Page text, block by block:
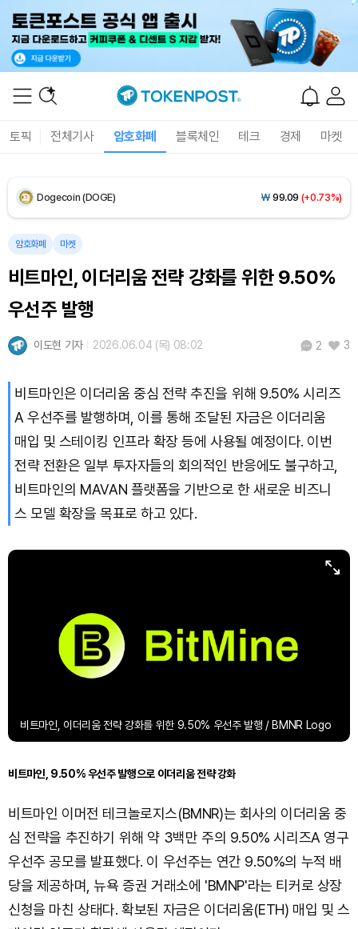
토픽 전체기사 암호화폐 블록체인 테크 경제 마켓
XRP (XRP) ₩1,447(-2.47%)
Dogecoin (DOGE) ₩ 99.09 (+0.73%)
Bitcoin (BTC)
암호화폐 마켓
비트마인, 이더리움 전략 강화를 위한 9.50%
우선주 발행
이도현 기자 2026.06.04 (목) 08:02 2 3
비트마인은 이더리움 중심 전략 추진을 위해 9.50% 시리즈
A 우선주를 발행하며, 이를 통해 조달된 자금은 이더리움
매입 및 스테이킹 인프라 확장 등에 사용될 예정이다. 이번
전략 전환은 일부 투자자들의 회의적인 반응에도 불구하고,
비트마인의 MAVAN 플랫폼을 기반으로 한 새로운 비즈니
스 모델 확장을 목표로 하고 있다.
비트마인, 이더리움 전략 강화를 위한 9.50% 우선주 발행 / BMNR Logo
비트마인, 9.50% 우선주 발행으로 이더리움 전략 강화
비트마인 이머전 테크놀로지스(BMNR)는 회사의 이더리움 중
심 전략을 추진하기 위해 약 3백만 주의 9.50% 시리즈A 영구
우선주 공모를 발표했다. 이 우선주는 연간 9.50%의 누적 배
당을 제공하며, 뉴욕 증권 거래소에 'BMNP'라는 티커로 상장
신청을 마친 상태다. 확보된 자금은 이더리움(ETH) 매입 및 스